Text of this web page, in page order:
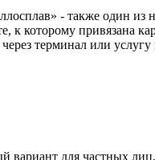
- также один из
к которому привязана
терминал или
для частных